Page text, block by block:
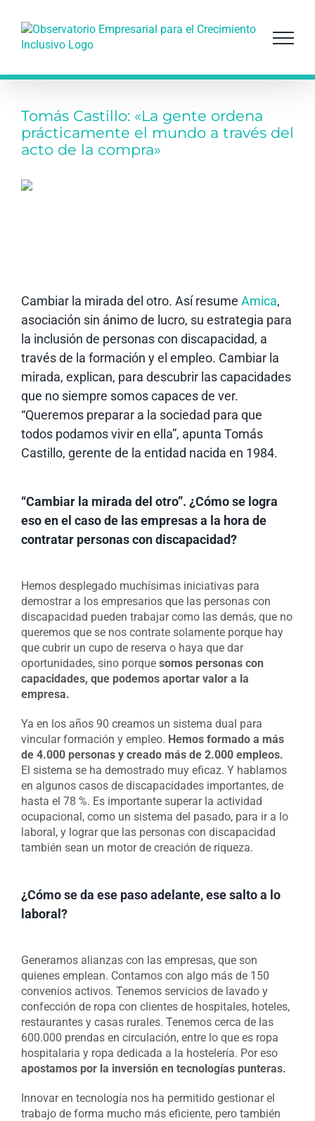
contenido
Tomás Castillo: «La gente ordena
prácticamente el mundo a través del
acto de la compra»
Cambiar la mirada del otro. Así resume Amica,
asociación sin ánimo de lucro, su estrategia para
la inclusión de personas con discapacidad, a
través de la formación y el empleo. Cambiar la
mirada, explican, para descubrir las capacidades
que no siempre somos capaces de ver.
“Queremos preparar a la sociedad para que
todos podamos vivir en ella”, apunta Tomás
Castillo, gerente de la entidad nacida en 1984.
“Cambiar la mirada del otro”. ¿Cómo se logra
eso en el caso de las empresas a la hora de
contratar personas con discapacidad?
Hemos desplegado muchísimas iniciativas para
demostrar a los empresarios que las personas con
discapacidad pueden trabajar como las demás, que no
queremos que se nos contrate solamente porque hay
que cubrir un cupo de reserva o haya que dar
oportunidades, sino porque somos personas con
capacidades, que podemos aportar valor a la
empresa.
Ya en los años 90 creamos un sistema dual para
vincular formación y empleo. Hemos formado a más
de 4.000 personas y creado más de 2.000 empleos.
El sistema se ha demostrado muy eficaz. Y hablamos
en algunos casos de discapacidades importantes, de
hasta el 78 %. Es importante superar la actividad
ocupacional, como un sistema del pasado, para ir a lo
laboral, y lograr que las personas con discapacidad
también sean un motor de creación de riqueza.
¿Cómo se da ese paso adelante, ese salto a lo
laboral?
Generamos alianzas con las empresas, que son
quienes emplean. Contamos con algo más de 150
convenios activos. Tenemos servicios de lavado y
confección de ropa con clientes de hospitales, hoteles,
restaurantes y casas rurales. Tenemos cerca de las
600.000 prendas en circulación, entre lo que es ropa
hospitalaria y ropa dedicada a la hostelería. Por eso
apostamos por la inversión en tecnologías punteras.
Innovar en tecnología nos ha permitido gestionar el
trabajo de forma mucho más eficiente, pero también